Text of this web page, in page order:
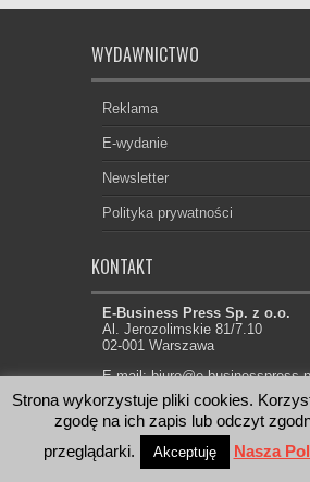
WYDAWNICTWO
Reklama
E-wydanie
Newsletter
Polityka prywatności
KONTAKT
E-Business Press Sp. z o.o.
Al. Jerozolimskie 81/7.10
02-001 Warszawa
E-mail: biuro@e-
Strona wykorzystuje pliki cookies.
zgodę na ich zapis lub odczyt
przeglądarki.
Akceptuję Nasza